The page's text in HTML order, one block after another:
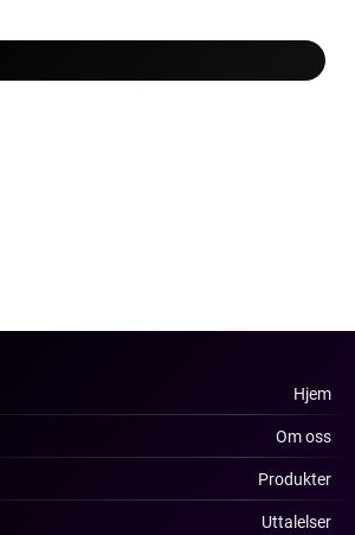
Hjem
Om oss
Produkter
Uttalelser